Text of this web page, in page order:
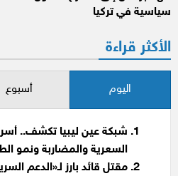
سياسية في تركيا
الأكثر قراءة
اليوم أسبوع
شبكة عين ليبيا تكشف..
السعرية والمضاربة ونمو
مقتل قائد بارز لـ«الدعم